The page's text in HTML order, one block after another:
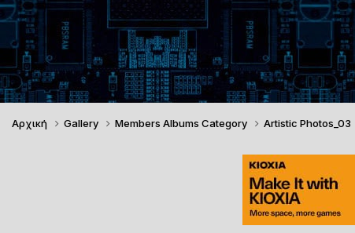
Αρχική Gallery Members Albums Category Artistic Photos_03